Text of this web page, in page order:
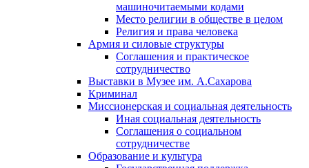
машиночитаемыми кодами
Место религии в обществе в целом
Религия и права человека
Армия и силовые структуры
Соглашения и практическое
сотрудничество
Выставки в Музее им. А.Сахарова
Криминал
Миссионерская и социальная деятельность
Иная социальная деятельность
Соглашения о социальном
сотрудничестве
Образование и культура